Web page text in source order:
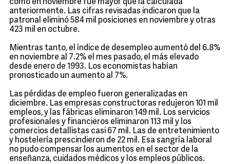
como en noviembre fue mayor que la calculada
anteriormente. Las cifras revisadas indicaron que la
patronal eliminó 584 mil posiciones en noviembre y otras
423 mil en octubre.
Mientras tanto, el índice de desempleo aumentó del 6.8%
en noviembre al 7.2% el mes pasado, el más elevado
desde enero de 1993. Los economistas habían
pronosticado un aumento al 7%.
Las pérdidas de empleo fueron generalizadas en
diciembre. Las empresas constructoras redujeron 101 mil
empleos, y las fábricas eliminaron 149 mil. Los servicios
profesionales y financieros eliminaron 113 mil y los
comercios detallistas casi 67 mil. Las de entretenimiento
y hostelería prescindieron de 22 mil. Esa sangría laboral
no pudo compensar los aumentos en el sector de la
enseñanza, cuidados médicos y los empleos públicos.